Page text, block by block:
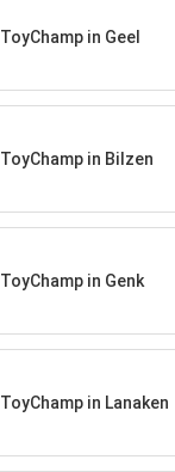
ToyChamp in Geel
ToyChamp in Bilzen
ToyChamp in Genk
ToyChamp in Lanaken